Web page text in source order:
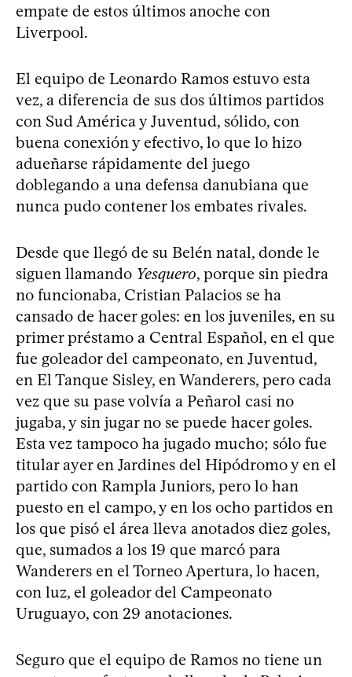
empate de estos últimos anoche con
Liverpool.
El equipo de Leonardo Ramos estuvo esta
vez, a diferencia de sus dos últimos partidos
con Sud América y Juventud, sólido, con
buena conexión y efectivo, lo que lo hizo
adueñarse rápidamente del juego
doblegando a una defensa danubiana que
nunca pudo contener los embates rivales.
Desde que llegó de su Belén natal, donde le
siguen llamando Yesquero, porque sin piedra
no funcionaba, Cristian Palacios se ha
cansado de hacer goles: en los juveniles, en su
primer préstamo a Central Español, en el que
fue goleador del campeonato, en Juventud,
en El Tanque Sisley, en Wanderers, pero cada
vez que su pase volvía a Peñarol casi no
jugaba, y sin jugar no se puede hacer goles.
Esta vez tampoco ha jugado mucho; sólo fue
titular ayer en Jardines del Hipódromo y en el
partido con Rampla Juniors, pero lo han
puesto en el campo, y en los ocho partidos en
los que pisó el área lleva anotados diez goles,
que, sumados a los 19 que marcó para
Wanderers en el Torneo Apertura, lo hacen,
con luz, el goleador del Campeonato
Uruguayo, con 29 anotaciones.
Seguro que el equipo de Ramos no tiene un